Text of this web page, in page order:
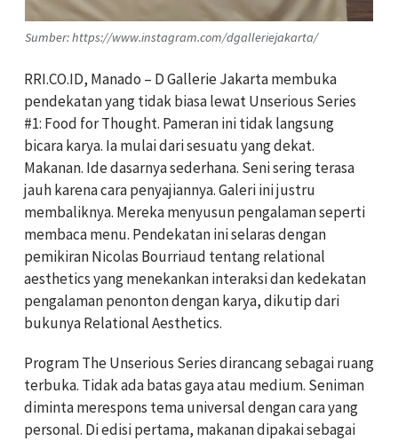
Sumber: https://www.instagram.com/dgalleriejakarta/
RRI.CO.ID, Manado – D Gallerie Jakarta membuka
pendekatan yang tidak biasa lewat Unserious Series
#1: Food for Thought. Pameran ini tidak langsung
bicara karya. Ia mulai dari sesuatu yang dekat.
Makanan. Ide dasarnya sederhana. Seni sering terasa
jauh karena cara penyajiannya. Galeri ini justru
membaliknya. Mereka menyusun pengalaman seperti
membaca menu. Pendekatan ini selaras dengan
pemikiranNicolas Bourriaud tentang relational
aesthetics yang menekankan interaksi dan kedekatan
pengalaman penonton dengan karya, dikutip dari
bukunya Relational Aesthetics.
Program The Unserious Series dirancang sebagai ruang
terbuka. Tidak ada batas gaya atau medium. Seniman
diminta merespons tema universal dengan cara yang
personal. Di edisi pertama, makanan dipakai sebagai